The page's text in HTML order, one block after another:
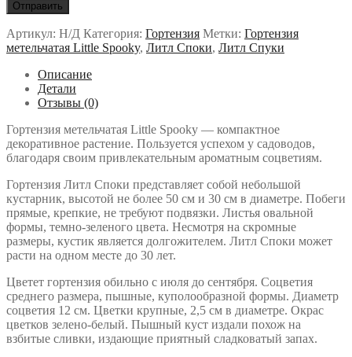
Артикул: Н/Д Категория: Гортензия Метки: Гортензия
метельчатая Little Spooky, Литл Споки, Литл Спуки
Описание
Детали
Отзывы (0)
Гортензия метельчатая Little Spooky — компактное
декоративное растение. Пользуется успехом у садоводов,
благодаря своим привлекательным ароматным соцветиям.
Гортензия Литл Споки представляет собой небольшой
кустарник, высотой не более 50 см и 30 см в диаметре. Побеги
прямые, крепкие, не требуют подвязки. Листья овальной
формы, темно-зеленого цвета. Несмотря на скромные
размеры, кустик является долгожителем. Литл Споки может
расти на одном месте до 30 лет.
Цветет гортензия обильно с июля до сентября. Соцветия
среднего размера, пышные, куполообразной формы. Диаметр
соцветия 12 см. Цветки крупные, 2,5 см в диаметре. Окрас
цветков зелено-белый. Пышный куст издали похож на
взбитые сливки, издающие приятный сладковатый запах.